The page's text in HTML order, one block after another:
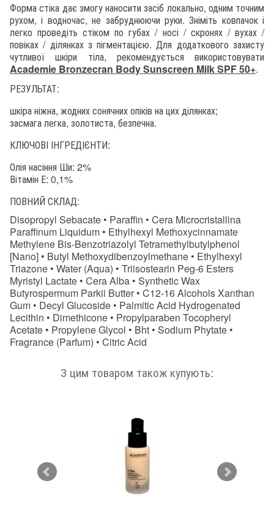
Форма стіка дає змогу наносити засіб локально, одним точним
рухом, і водночас, не забруднюючи руки. Зніміть ковпачок і
легко проведіть стіком по губах / носі / скронях / вухах /
повіках / ділянках з пігментацією. Для додаткового захисту
чутливої шкіри тіла, рекомендується використовувати
Academie Bronzecran Body Sunscreen Milk SPF 50+.
РЕЗУЛЬТАТ:
шкіра ніжна, жодних сонячних опіків на цих ділянках;
засмага легка, золотиста, безпечна.
КЛЮЧОВІ ІНГРЕДІЄНТИ:
Олія насіння Ши: 2%
Вітамін Е: 0,1%
ПОВНИЙ СКЛАД:
Disopropyl Sebacate • Paraffin • Cera Microcristallina
Paraffinum Liquidum • Ethylhexyl Methoxycinnamate
Methylene Bis-Benzotriazolyl Tetramethylbutylphenol
[Nano] • Butyl Methoxydibenzoylmethane • Ethylhexyl
Triazone • Water (Aqua) • Triisostearin Peg-6 Esters
Myristyl Lactate • Cera Alba • Synthetic Wax
Butyrospermum Parkii Butter • C12-16 Alcohols Xanthan
Gum • Decyl Glucoside • Palmitic Acid Hydrogenated
Lecithin • Dimethicone • Propylparaben Tocopheryl
Acetate • Propylene Glycol • Bht • Sodium Phytate •
Fragrance (Parfum) • Citric Acid
З цим товаром також купують: